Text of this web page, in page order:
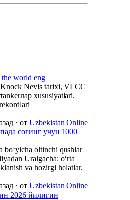
the world eng
Nevis tarixi, VLCC
xususiyatlari.
· от Uzbekistan Online
соғинг учун 1000
boʻyicha oltinchi qushlar
Uralgacha: oʻrta
va hozirgi holatlar.
· от Uzbekistan Online